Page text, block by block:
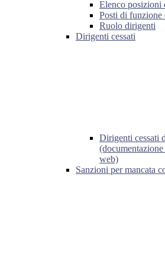
Elenco posizioni
Posti di
Ruolo dirigenti
Dirigenti cessati
Dirigenti cessati
web)
Sanzioni per mancata